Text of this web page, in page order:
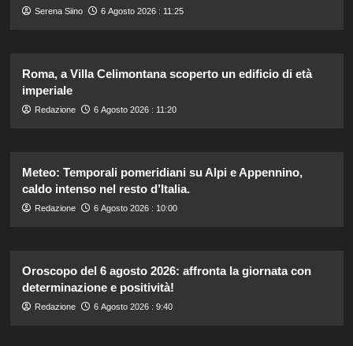
Serena Siino 6 Agosto 2026 : 11:25
Roma, a Villa Celimontana scoperto un edificio di età
imperiale
Redazione 6 Agosto 2026 : 11:20
Meteo: Temporali pomeridiani su Alpi e Appennino,
caldo intenso nel resto d’Italia.
Redazione 6 Agosto 2026 : 10:00
Oroscopo del 6 agosto 2026: affronta la giornata con
determinazione e positività!
Redazione 6 Agosto 2026 : 9:40